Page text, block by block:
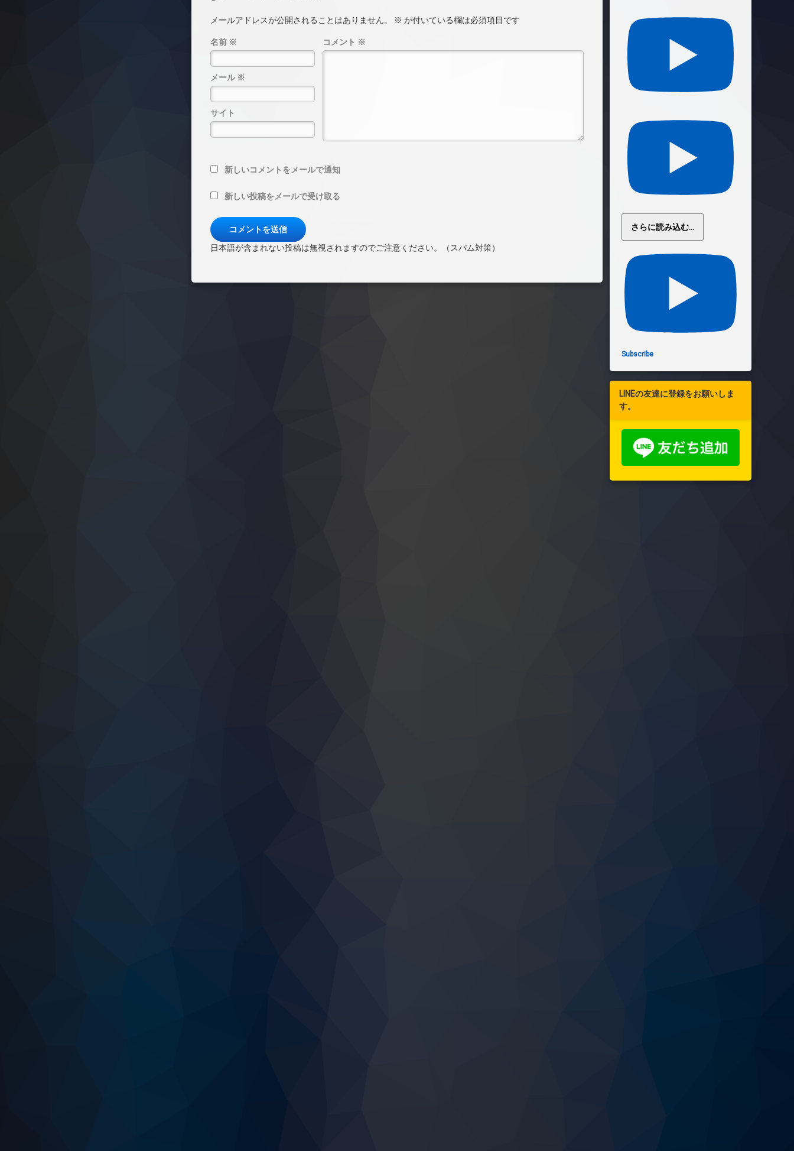
メールアドレスが公開されることはありません。 ※ が付いている欄は必須項目です
コメント ※
名前 ※
メール ※
サイト
新しいコメントをメールで通知
新しい投稿をメールで受け取る
日本語が含まれない投稿は無視されますのでご注意ください。（スパム対策）
さらに読み込む...
Subscribe
LINEの友達に登録をお願いしま
す。